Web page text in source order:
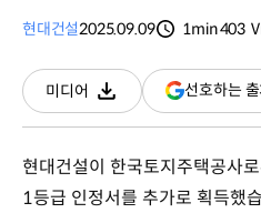
현대건설2025.09.09
1min403
미디어
다운로드
선호하는
현대건설이 한국토지주택공사
1등급 인정서를 추가로 획득했